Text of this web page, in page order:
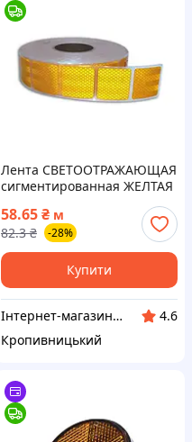
Лента СВЕТООТРАЖАЮЩАЯ
сигментированная ЖЕЛТАЯ
(упаковка 5м, цена за 1м)
(пр-во Тайвань) ПИР 74031
58.65₴ м
82.3 ₴ -28%
Купити
Інтернет-магазин "Запчастинки"
4.6
Кропивницький